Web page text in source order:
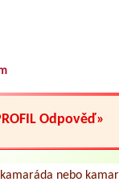
Odpověď»
nebo